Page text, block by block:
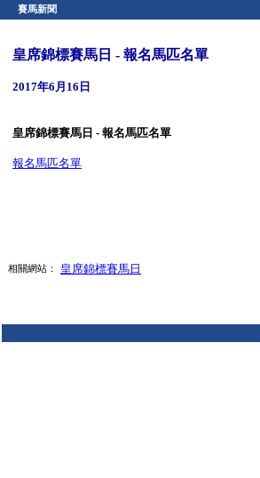
賽馬新聞
皇席錦標賽馬日 - 報名馬匹名單
2017年6月16日
皇席錦標賽馬日 - 報名馬匹名單
報名馬匹名單
相關網站： 皇席錦標賽馬日